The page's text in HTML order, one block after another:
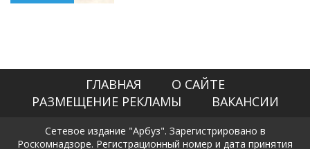
ГЛАВНАЯ
О САЙТЕ
РАЗМЕЩЕНИЕ РЕКЛАМЫ
ВАКАНСИИ
Сетевое издание "Арбуз". Зарегистрировано в
Роскомнадзоре. Регистрационный номер и дата принятия